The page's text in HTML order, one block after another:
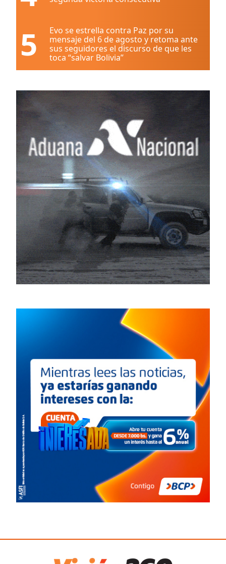
5
Evo se estrella contra Paz por su
mensaje del 6 de agosto y retoma ante
sus seguidores el discurso de que les
toca “salvar Bolivia”